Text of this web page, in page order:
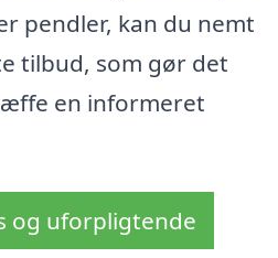
pendler, kan du nemt
tilbud, som gør det
en informeret
og uforpligtende